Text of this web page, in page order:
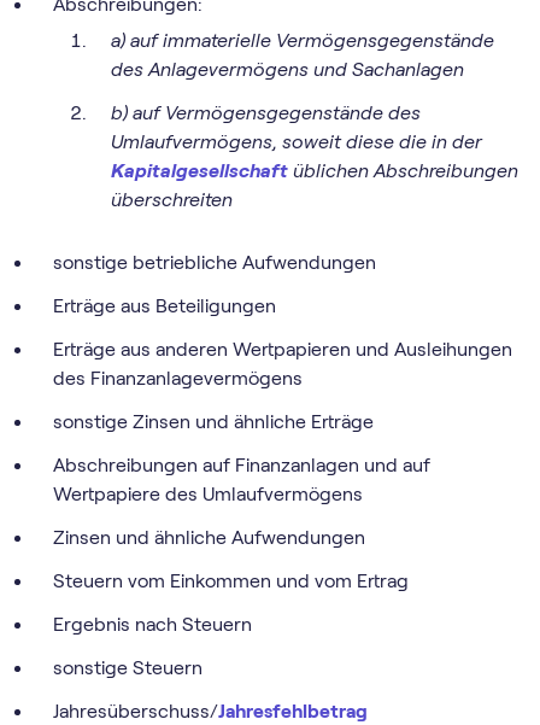
Abschreibungen:
a) auf immaterielle Vermögensgegenstände
des Anlagevermögens und Sachanlagen
b) auf Vermögensgegenstände des
Umlaufvermögens, soweit diese die in der
Kapitalgesellschaft üblichen Abschreibungen
überschreiten
sonstige betriebliche Aufwendungen
Erträge aus Beteiligungen
Erträge aus anderen Wertpapieren und Ausleihungen
des Finanzanlagevermögens
sonstige Zinsen und ähnliche Erträge
Abschreibungen auf Finanzanlagen und auf
Wertpapiere des Umlaufvermögens
Zinsen und ähnliche Aufwendungen
Steuern vom Einkommen und vom Ertrag
Ergebnis nach Steuern
sonstige Steuern
Jahresüberschuss/Jahresfehlbetrag